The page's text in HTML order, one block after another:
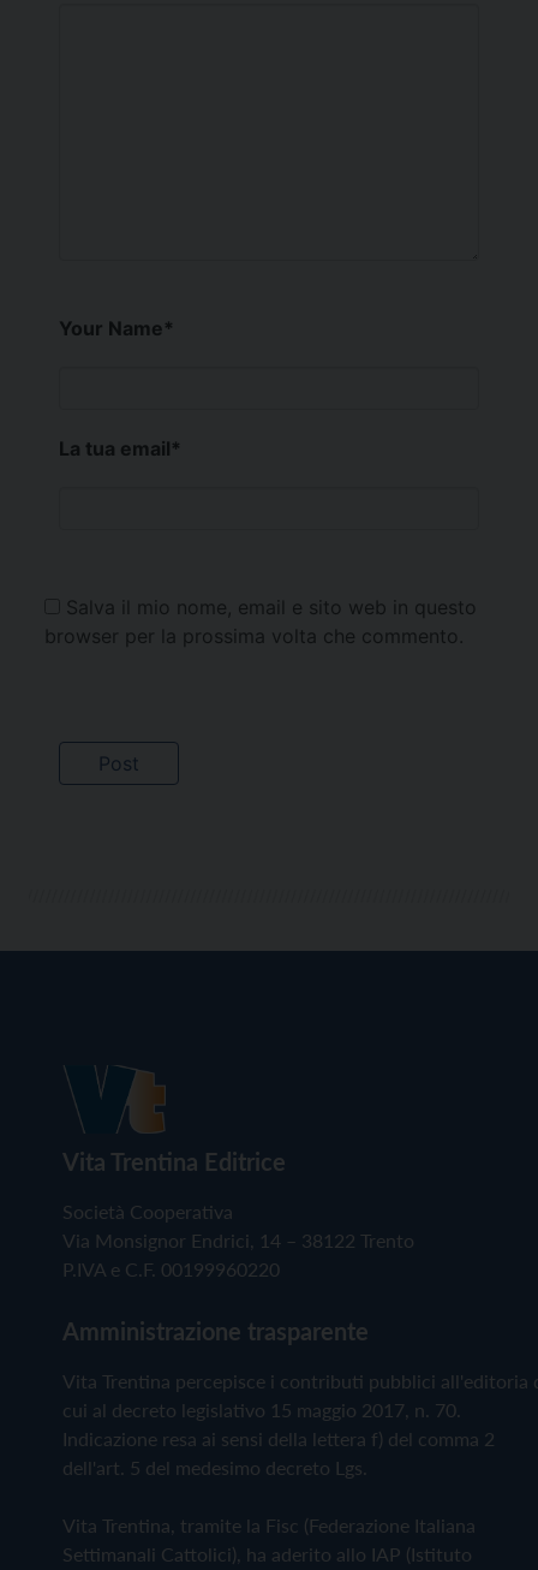
Your Name*
La tua email*
Salva il mio nome, email e sito web in questo
browser per la prossima volta che commento.
Vita Trentina Editrice
Società Cooperativa
Via Monsignor Endrici, 14 – 38122 Trento
P.IVA e C.F. 00199960220
Amministrazione trasparente
Vita Trentina percepisce i contributi pubblici all'editoria
cui al decreto legislativo 15 maggio 2017, n. 70.
Indicazione resa ai sensi della lettera f) del comma 2
dell'art. 5 del medesimo decreto Lgs.
Vita Trentina, tramite la Fisc (Federazione Italiana
Settimanali Cattolici), ha aderito allo IAP (Istituto